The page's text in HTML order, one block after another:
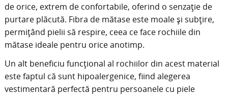
de orice, extrem de confortabile, oferind o senzație de
purtare plăcută. Fibra de mătase este moale și subțire,
permițând pielii să respire, ceea ce face rochiile din
mătase ideale pentru orice anotimp.
Un alt beneficiu funcțional al rochiilor din acest material
este faptul că sunt hipoalergenice, fiind alegerea
vestimentară perfectă pentru persoanele cu piele